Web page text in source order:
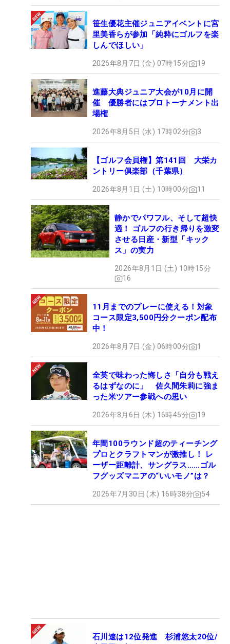
笹生優花主催ジュニアイベントに宮
里美香らが参加「純粋にゴルフを楽
しんでほしい」
2026年8月7日 (金) 07時15分 19
進藤大典ジュニア大会が10月に開
催 優勝者にはプロトーナメント出
場権
2026年8月5日 (水) 17時02分 3
【ゴルフ会員権】第141回 大栄カ
ントリー俱楽部（千葉県）
2026年8月1日 (土) 10時00分 11
静かでパワフル、そして超快
適！ ゴルフの行き帰りを激変
させる日産・新型「キック
ス」の実力
2026年8月1日 (土) 10時15分
16
11月までのプレーに使える！対象
コース限定3,500円分クーポン配布
中！
2026年8月7日 (金) 06時00分 1
全英で味わった悔しさ「自分も戦え
るはずなのに」 佐久間朱莉に強ま
った米ツアー参戦への思い
2026年8月6日 (木) 16時45分 19
年間100ラウンド超のティーチング
プロとクラフトマンが激推し！ レ
ーザー距離計、サングラス……ゴル
フグッズマニアの“いいモノ”は？
2026年7月30日 (木) 16時38分 54
石川遼は12位発進 杉浦悠太20位/